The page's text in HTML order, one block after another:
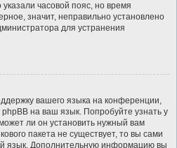
часовой пояс, но время
значит, неправильно установлено
для устранения
вашего языка на конференции,
на ваш язык. Попробуйте узнать у
ли он установить нужный вам
пакета не существует, то вы сами
язык. Дополнительную информацию вы